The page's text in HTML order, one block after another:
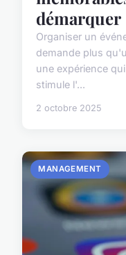
démarquer
Organiser un
demande plus
une expérience
stimule l'...
2 octobre 2025
MANAGEMENT